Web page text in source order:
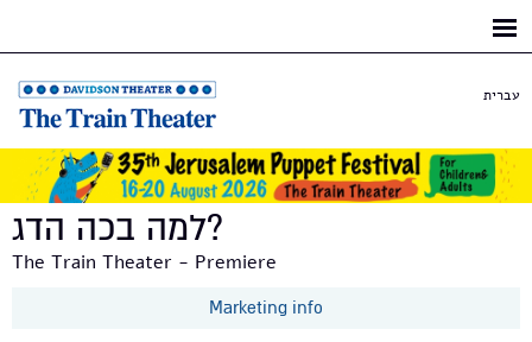
עברית
למה בכה הדג?
The Train Theater - Premiere
Marketing info